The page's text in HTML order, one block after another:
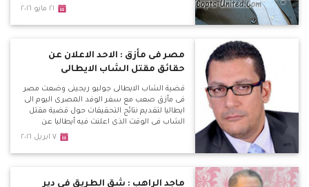
٢١ مايو ٢٠١٦
مصر فى مأزق : الاحد الاعلان عن
حقائق مقتل الشاب الايطالى
قضية الشاب الايطالى جوليو ريجينى وضعت مصر
فى مأزق صعب مع سفر الوفد المصرى اليوم الى
ايطاليا لتقديم نتائج التحقيقات حول قضية مقتل
الشاب فى الوقت الذى اعلنت فيه أيطاليا عن
امتلاكها فيديوهات لتعذيب الشرطة المصرية
الاحد القادم للاعلان عن نتائج التحقيقات فى مؤتمر
للاخوان ضد مصر للمطالبة بالافراج عن الاخوان
٧ ابريل ٢٠١٦
ماجد الراهب : شق الطريق في دير